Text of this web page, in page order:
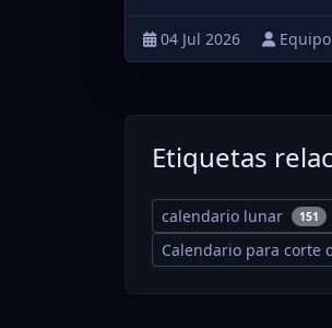
04 Jul 2026
Etiquetas
calendario lunar 151
Calendario para corte